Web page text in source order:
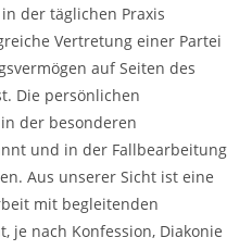
der täglichen Praxis
Vertretung einer Partei
auf Seiten des
Die persönlichen
der besonderen
und in der Fallbearbeitung
Aus unserer Sicht ist eine
mit begleitenden
je nach Konfession, Diakonie